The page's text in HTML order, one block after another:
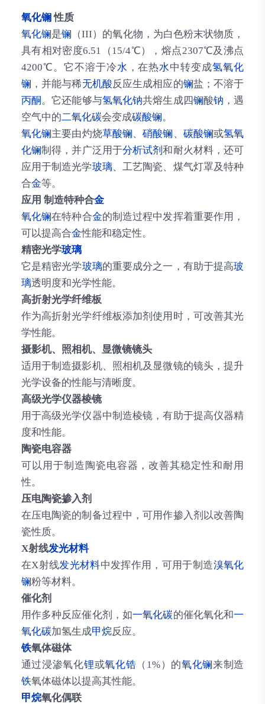
氧化镧 性质
氧化镧是镧 （III）的氧化物，为白色粉末状物质，
具有相对密度6.51（15/4℃），熔点2307℃及沸点
4200℃。它不溶于冷水 ，在热水中转变成氢氧化
镧 ，并能与稀无机酸反应生成相应的镧盐；不溶于
丙酮 。它还能够与氢氧化钠共熔生成四镧酸钠 ，遇
空气中的二氧化碳会变成碳酸镧。
氧化镧主要由灼烧草酸镧、硝酸镧 、 碳酸镧或氢氧
化镧制得，并广泛用于分析试剂和耐火材料，还可
应用于制造光学玻璃、工艺陶瓷、煤气灯罩及特种
合金等。
应用 制造特种合金
氧化镧在特种合金的制造过程中发挥着重要作用，
可以提高合金性能和稳定性。
精密光学玻璃
它是精密光学玻璃的重要成分之一，有助于提高玻
璃透明度和光学性能。
高折射光学纤维板
作为高折射光学纤维板添加剂使用时，可改善其光
学性能。
摄影机、照相机、显微镜镜头
适用于制造摄影机、照相机及显微镜的镜头，提升
光学设备的性能与清晰度。
高级光学仪器棱镜
用于高级光学仪器中制造棱镜，有助于提高仪器精
度和性能。
陶瓷电容器
可以用于制造陶瓷电容器，改善其稳定性和耐用
性。
压电陶瓷掺入剂
在压电陶瓷的制备过程中，可用作掺入剂以改善陶
瓷性质。
X射线发光材料
在X射线发光材料中发挥作用，可用于制造溴氧化
镧粉等材料。
催化剂
用作多种反应催化剂，如一氧化碳的催化氧化和一
氧化碳加氢生成甲烷反应。
铁氧体磁体
通过浸渗氧化锂或氧化锆 （1%）的氧化镧来制造
铁氧体磁体以提高其性能。
甲烷氧化偶联